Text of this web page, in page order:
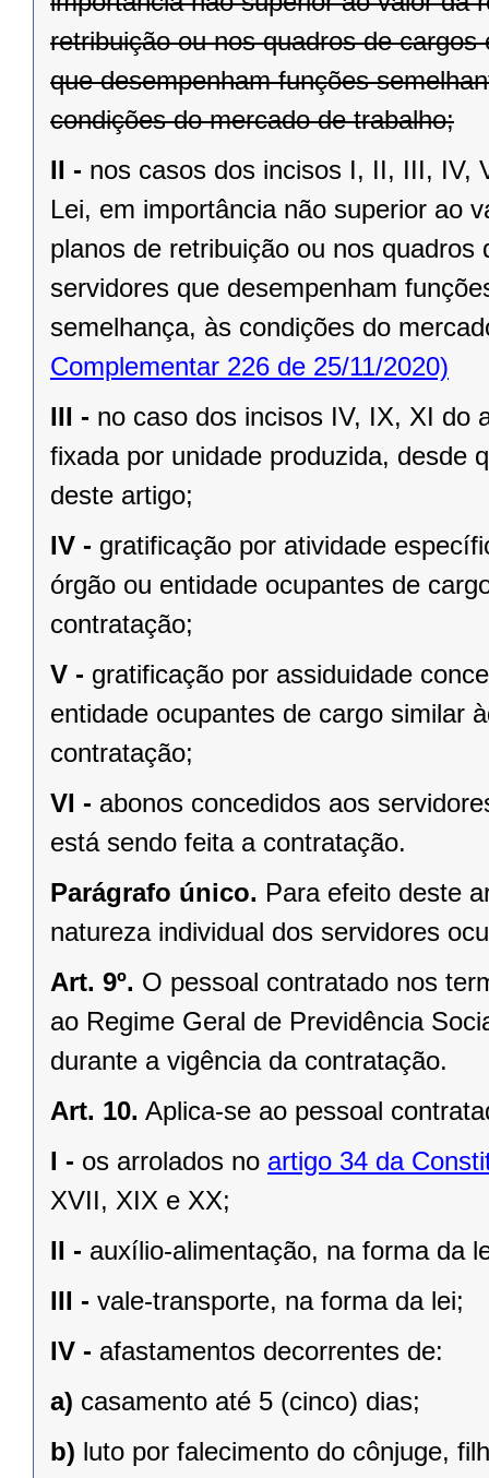
retribuição ou nos quadros de
que desempenham funções
condições do mercado de trabalho;
II - nos casos dos incisos I, II, III, IV,
Lei, em importância não superior ao
planos de retribuição ou nos
servidores que desempenham
semelhança, às condições do
Complementar 226 de 25/11/2020)
III - no caso dos incisos IV, IX, XI do
fixada por unidade produzida, desde
deste artigo;
IV - gratificação por atividade
órgão ou entidade ocupantes de
contratação;
V - gratificação por assiduidade
entidade ocupantes de cargo similar
contratação;
VI - abonos concedidos aos
está sendo feita a contratação.
Parágrafo único. Para efeito deste
natureza individual dos servidores
Art. 9º. O pessoal contratado nos
ao Regime Geral de Previdência
durante a vigência da contratação.
Art. 10. Aplica-se ao pessoal
I - os arrolados no artigo 34 da
XVII, XIX e XX;
II - auxílio-alimentação, na forma da
III - vale-transporte, na forma da lei;
IV - afastamentos decorrentes de:
a) casamento até 5 (cinco) dias;
b) luto por falecimento do cônjuge,